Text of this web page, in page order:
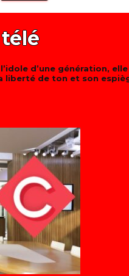
d’une génération,
liberté de ton et son